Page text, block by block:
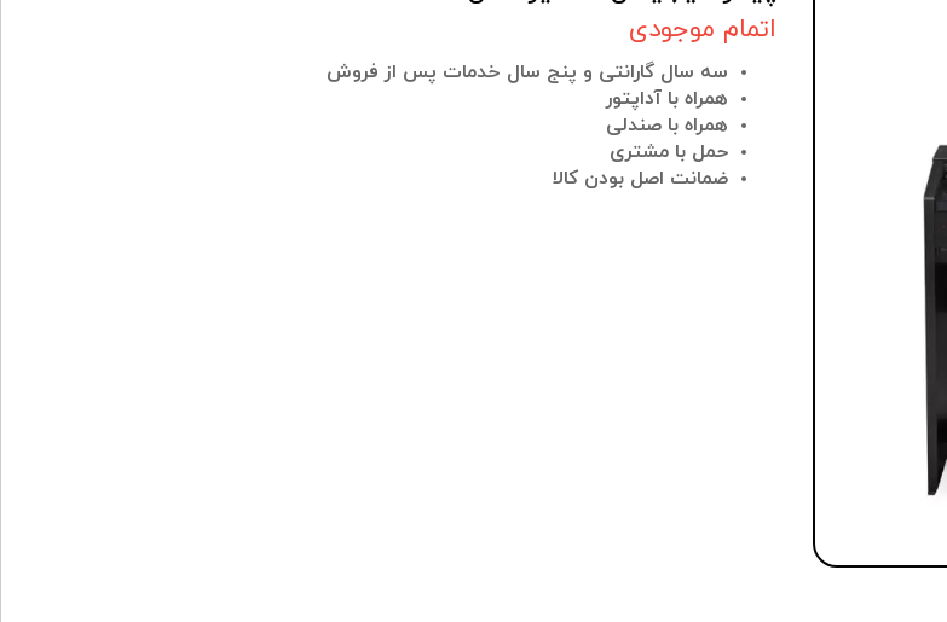
اتمام موجودی
سه سال گارانتی و پنج سال خدمات پس از فروش
همراه با آداپتور
همراه با صندلی
حمل با مشتری
ضمانت اصل بودن کالا